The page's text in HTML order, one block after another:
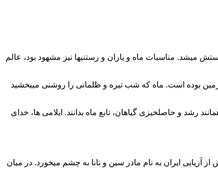
میشد. مناسبات ماه و باران و رستنیها نیز مشهود بود، عالم
بوده است. ماه که شب تیره و ظلمانی را روشنی میبخشید
رشد و حاصلخیزی گیاهان، تابع ماه بدانند. ایلامی ها، خدای
آریایی ایران به نام مادر سین و نانا به چشم میخورد. در میان